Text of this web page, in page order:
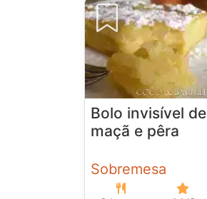
Bolo invisível de
maçã e pêra
Sobremesa